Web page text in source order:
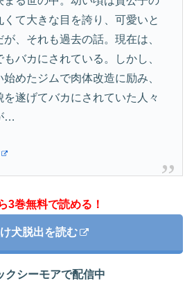
くて大きな目を誇り、可愛いと
、それも過去の話。現在は、
バカにされている。しかし、
めたジムで肉体改造に励み、
を遂げてバカにされていた人々
…
3巻無料で読める！
犬脱出を読む
クシーモアで配信中